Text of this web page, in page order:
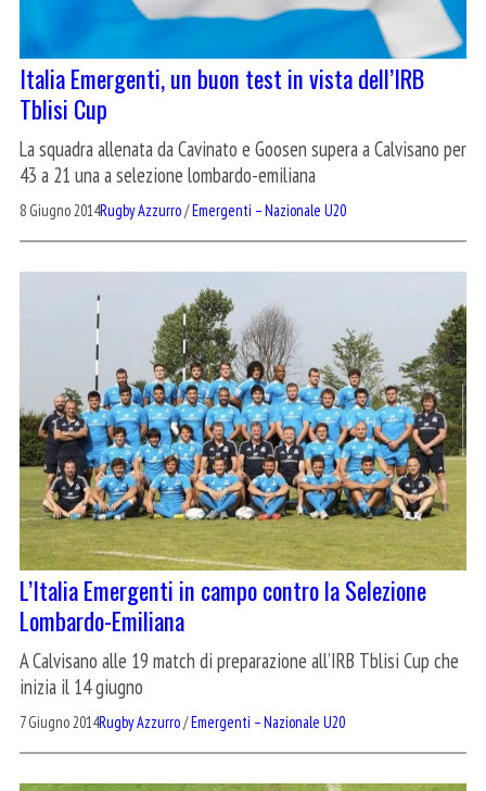
Italia Emergenti, un buon test in vista dell’IRB
Tblisi Cup
La squadra allenata da Cavinato e Goosen supera a Calvisano per
43 a 21 una a selezione lombardo-emiliana
8 Giugno 2014Rugby Azzurro/Emergenti – Nazionale U20
L’Italia Emergenti in campo contro la Selezione
Lombardo-Emiliana
A Calvisano alle 19 match di preparazione all’IRB Tblisi Cup che
inizia il 14 giugno
7 Giugno 2014Rugby Azzurro/Emergenti – Nazionale U20